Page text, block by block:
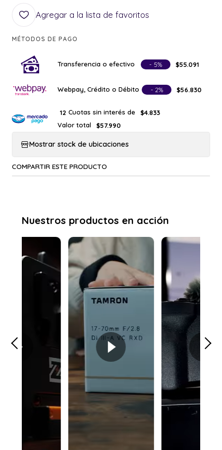
Agregar a la lista de favoritos
MÉTODOS DE PAGO
Transferencia o efectivo - 5% $55.091
Webpay, Crédito o Débito - 2% $56.830
12 Cuotas sin interés de
$4.833
Valor total
$57.990
Mostrar stock de ubicaciones
COMPARTIR ESTE PRODUCTO